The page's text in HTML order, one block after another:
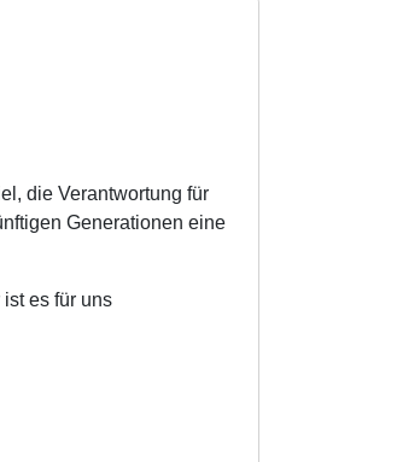
die Verantwortung für
Generationen eine
es für uns